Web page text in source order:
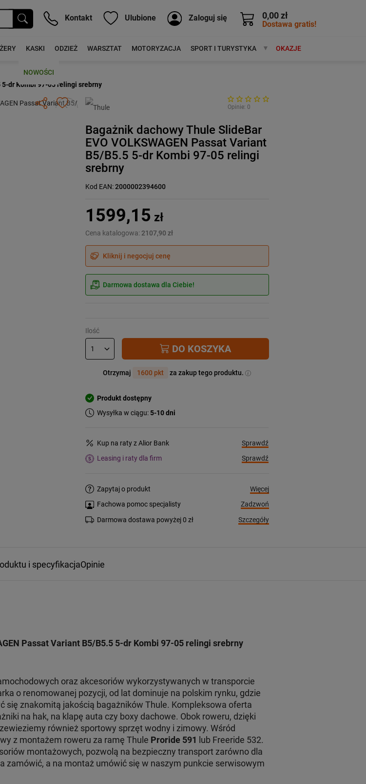
0,00 zł
Dostawa gratis!
Kontakt Ulubione Zaloguj się
KASKI ODZIEŻ WARSZTAT MOTORYZACJA SPORT I TURYSTYKA MARKIOKAZJE
NOWOŚCI
5-dr Kombi 97-05 relingi srebrny
Następny Opinie: 0
Bagażnik dachowy Thule SlideBar
EVO VOLKSWAGEN Passat Variant
B5/B5.5 5-dr Kombi 97-05 relingi
srebrny
Kod EAN:2000002394600
1599,15 zł
Cena katalogowa:2107,90 zł
Kliknij i negocjuj cenę
Darmowa dostawa dla Ciebie!
Ilość
DO KOSZYKA
Otrzymaj 1600 pkt za zakup tego produktu.
Produkt dostępny
Wysyłka w ciągu:5-10 dni
Kup na raty z Alior Bank
Sprawdź
Leasing i raty dla firm
Sprawdź
Zapytaj o produkt
Więcej
Fachowa pomoc specjalisty
Zadzwoń
Darmowa dostawa powyżej 0 zł
Szczegóły
i specyfikacjaOpinie
Passat Variant B5/B5.5 5-dr Kombi 97-05 relingi srebrny
oraz akcesoriów wykorzystywanych w transporcie
o renomowanej pozycji, od lat dominuje na polskim rynku, gdzie
się znakomitą jakością bagażników Thule. Kompleksowa oferta
na hak, na klapę auta czy boxy dachowe. Obok roweru, dzięki
również sportowy sprzęt wodny i zimowy. Wśród
z montażem roweru za ramę Thule Proride 591 lub Freeride 532.
montażowych, pozwolą na bezpieczny transport zarówno dla
zamówić, a na montaż umówić się w naszym punkcie serwisowym